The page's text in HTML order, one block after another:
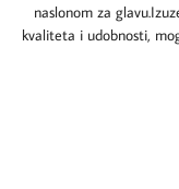
naslonom za
kvaliteta i udobnosti,